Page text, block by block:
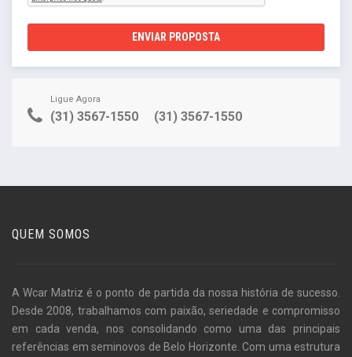
ENVIAR PROPOSTA
Ligue Agora
(31) 3567-1550 (31) 3567-1550
QUEM SOMOS
A Wcar Matriz é o ponto de partida da nossa história de sucesso.
Desde 2008, trabalhamos com paixão, seriedade e compromisso
em cada venda, nos consolidando como uma das principais
referências em seminovos de Belo Horizonte. Com uma estrutura